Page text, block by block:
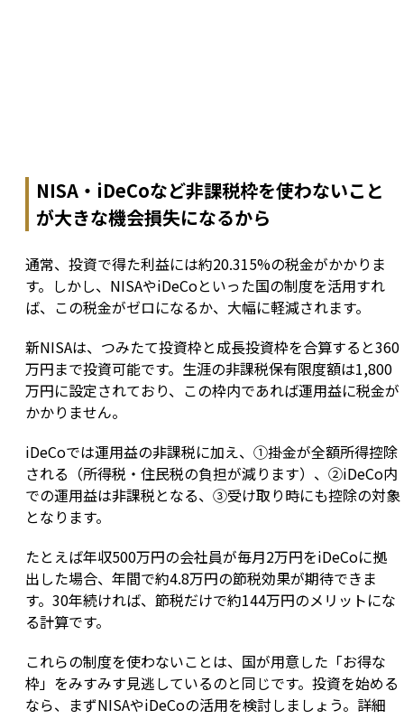
NISA・iDeCoなど非課税枠を使わないこと
が大きな機会損失になるから
通常、投資で得た利益には約20.315%の税金がかかりま
す。しかし、NISAやiDeCoといった国の制度を活用すれ
ば、この税金がゼロになるか、大幅に軽減されます。
新NISAは、つみたて投資枠と成長投資枠を合算すると360
万円まで投資可能です。生涯の非課税保有限度額は1,800
万円に設定されており、この枠内であれば運用益に税金が
かかりません。
iDeCoでは運用益の非課税に加え、①掛金が全額所得控除
される（所得税・住民税の負担が減ります）、②iDeCo内
での運用益は非課税となる、③受け取り時にも控除の対象
となります。
たとえば年収500万円の会社員が毎月2万円をiDeCoに拠
出した場合、年間で約4.8万円の節税効果が期待できま
す。30年続ければ、節税だけで約144万円のメリットにな
る計算です。
これらの制度を使わないことは、国が用意した「お得な
枠」をみすみす見逃しているのと同じです。投資を始める
なら、まずNISAやiDeCoの活用を検討しましょう。詳細